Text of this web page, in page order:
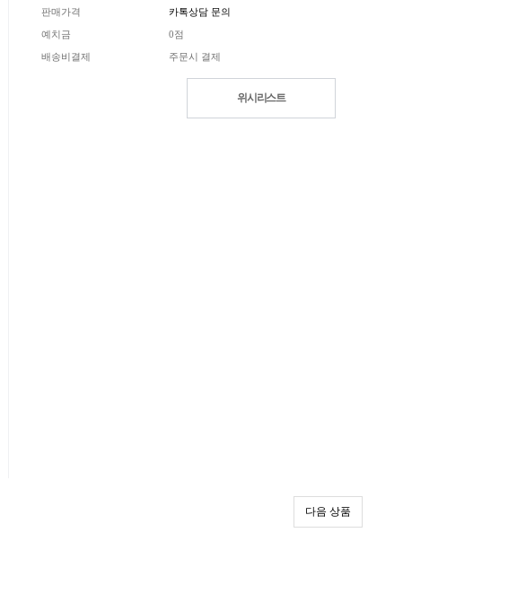
판매가격 카톡상담 문의
예치금 0점
배송비결제 주문시 결제
위시리스트
다음 상품